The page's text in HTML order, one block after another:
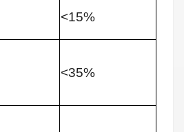
<15%
<35%